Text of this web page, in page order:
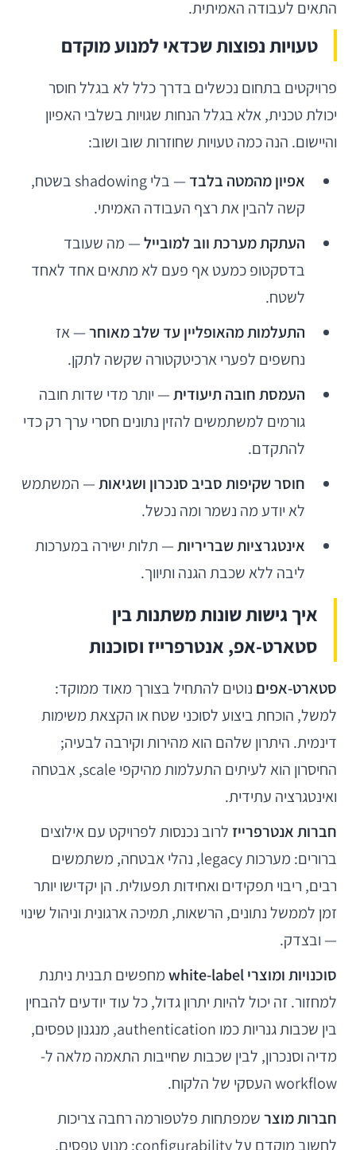
התאים לעבודה האמיתית.
טעויות נפוצות שכדאי למנוע מוקדם
פרויקטים בתחום נכשלים בדרך כלל לא בגלל חוסר
יכולת טכנית, אלא בגלל הנחות שגויות בשלבי האפיון
והיישום. הנה כמה טעויות שחוזרות שוב ושוב:
אפיון מהמטה בלבד
— בלי shadowing בשטח,
קשה להבין את רצף העבודה האמיתי.
העתקת מערכת ווב למובייל— מה שעובד
בדסקטופ כמעט אף פעם לא מתאים אחד לאחד
לשטח.
התעלמות מהאופליין עד שלב מאוחר— אז
נחשפים לפערי ארכיטקטורה שקשה לתקן.
העמסת חובה תיעודית— יותר מדי שדות חובה
גורמים למשתמשים להזין נתונים חסרי ערך רק כדי
להתקדם.
חוסר שקיפות סביב סנכרון ושגיאות— המשתמש
לא יודע מה נשמר ומה נכשל.
אינטגרציות שבריריות— תלות ישירה במערכות
ליבה ללא שכבת הגנה ותיווך.
איך גישות שונות משתנות בין
סטארט-אפ, אנטרפרייז וסוכנות
סטארט-אפים נוטים להתחיל בצורך מאוד ממוקד:
למשל, הוכחת ביצוע לסוכני שטח או הקצאת משימות
דינמית. היתרון שלהם הוא מהירות וקירבה לבעיה;
החיסרון הוא לעיתים התעלמות מהיקפי scale, אבטחה
ואינטגרציה עתידית.
חברות אנטרפרייז לרוב נכנסות לפרויקט עם אילוצים
ברורים: מערכות legacy, נהלי אבטחה, משתמשים
רבים, ריבוי תפקידים ואחידות תפעולית. הן יקדישו יותר
זמן לממשל נתונים, הרשאות, תמיכה ארגונית וניהול שינוי
— ובצדק.
סוכנויות ומוצרי white-label
מחפשים תבנית ניתנת
למחזור. זה יכול להיות יתרון גדול, כל עוד יודעים להבחין
בין שכבות גנריות כמו authentication, מנגנון טפסים,
מדיה וסנכרון, לבין שכבות שחייבות התאמה מלאה ל-
workflow העסקי של הלקוח.
חברות מוצרשמפתחות פלטפורמה רחבה צריכות
לחשוב מוקדם על configurability: מנוע טפסים,